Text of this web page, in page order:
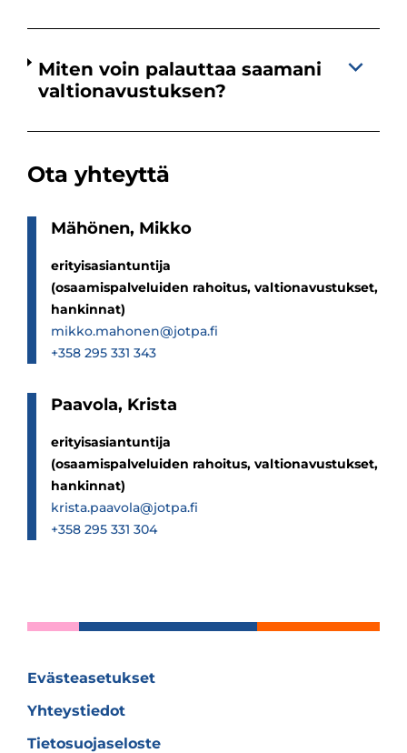
Miten voin palauttaa saamani
valtionavustuksen?
Ota yhteyttä
Mähö­nen, Mikko
erityisasiantuntija
(osaamispalveluiden rahoitus, valtionavustukset,
hankinnat)
mikko.mahonen@jotpa.fi
+358 295 331 343
Paa­vola, Krista
erityisasiantuntija
(osaamispalveluiden rahoitus, valtionavustukset,
hankinnat)
krista.paavola@jotpa.fi
+358 295 331 304
Evästeasetukset
Yhteystiedot
Tietosuojaseloste